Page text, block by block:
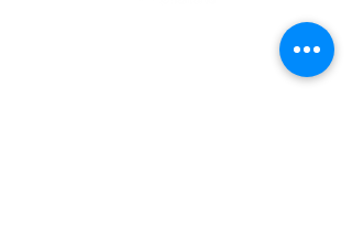
Photos du Pôle - Bobby León et Paula Youwakim